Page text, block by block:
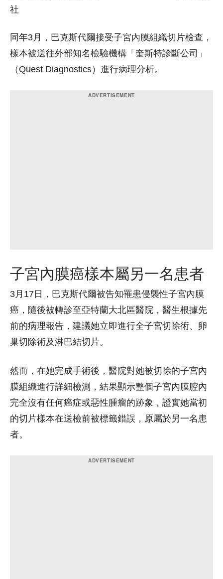
社
同年3月，巴克斯代爾接受子宮內膜組織切片檢查，
樣本被送往外部知名檢驗機構「奎斯特診斷公司」
（Quest Diagnostics）進行病理分析。
子宮內膜癌樣本屬另一名患者
3月17日，巴克斯代爾被告知罹患侵襲性子宮內膜
癌，隨後被轉診至亞特蘭大北區醫院，醫生根據先
前的病理報告，建議她立即進行全子宮切除術、卵
巢切除術及淋巴結切片。
然而，在她完成手術後，醫院對她被切除的子宮內
膜組織進行詳細檢測，結果顯示整個子宮內膜腔內
完全沒有任何癌症或惡性腫瘤的跡象，證實她當初
的切片樣本在送檢前被標籤錯誤，原屬於另一名患
者。